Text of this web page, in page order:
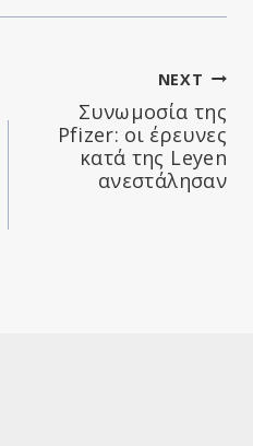
NEXT
Συνωμοσία της
Pfizer: οι έρευνες
κατά της Leyen
ανεστάλησαν